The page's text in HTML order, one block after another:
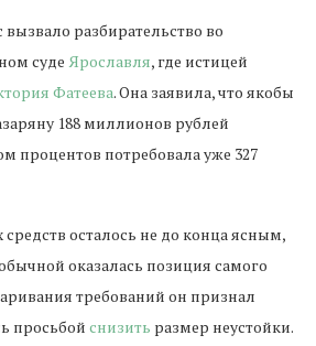
разбирательство во
суде Ярославля, где истицей
Фатеева. Она заявила, что якобы
188 миллионов рублей
процентов потребовала уже 327
осталось не до конца ясным,
оказалась позиция самого
требований он признал
просьбой снизить размер неустойки.